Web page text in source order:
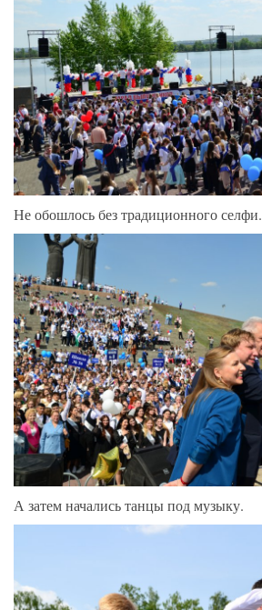
Не обошлось без традиционного селфи.
А затем начались танцы под музыку.